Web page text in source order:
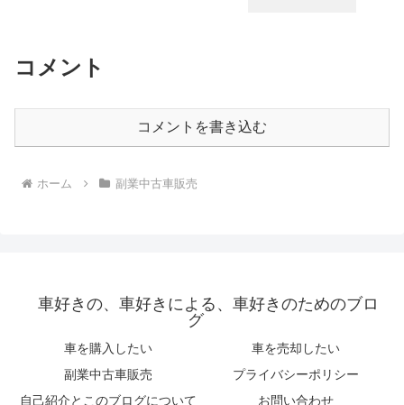
コメント
コメントを書き込む
ホーム 副業中古車販売
車好きの、車好きによる、車好きのためのブロ
グ
車を購入したい
車を売却したい
副業中古車販売
プライバシーポリシー
自己紹介とこのブログについて
お問い合わせ